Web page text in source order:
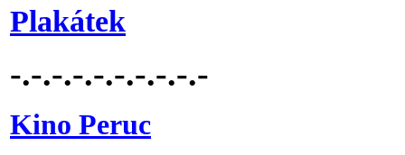
Plakátek
-.-.-.-.-.-.-.-.-.-
Kino Peruc